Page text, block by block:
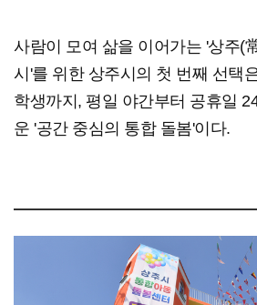
사람이 모여 삶을 이어가는 '상주(
시'를 위한 상주시의 첫 번째 선택
학생까지, 평일 야간부터 공휴일
운 '공간 중심의 통합 돌봄'이다.